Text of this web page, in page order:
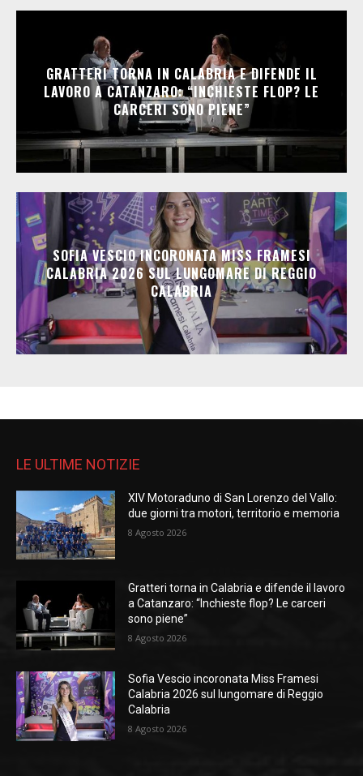
GRATTERI TORNA IN CALABRIA E DIFENDE IL
LAVORO A CATANZARO: “INCHIESTE FLOP? LE
CARCERI SONO PIENE”
SOFIA VESCIO INCORONATA MISS FRAMESI
CALABRIA 2026 SUL LUNGOMARE DI REGGIO
CALABRIA
LE ULTIME NOTIZIE
XIV Motoraduno di San Lorenzo del Vallo:
due giorni tra motori, territorio e memoria
8 Agosto 2026
Gratteri torna in Calabria e difende il lavoro
a Catanzaro: “Inchieste flop? Le carceri
sono piene”
8 Agosto 2026
Sofia Vescio incoronata Miss Framesi
Calabria 2026 sul lungomare di Reggio
Calabria
8 Agosto 2026